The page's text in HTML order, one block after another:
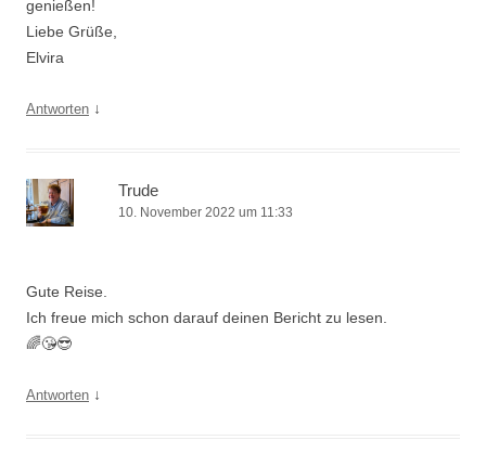
genießen!
Liebe Grüße,
Elvira
Antworten ↓
Trude
10. November 2022 um 11:33
Gute Reise.
Ich freue mich schon darauf deinen Bericht zu lesen.
🌈😘😎
Antworten ↓